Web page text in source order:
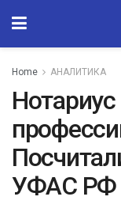
Home АНАЛИТИКА
УФАС РФ